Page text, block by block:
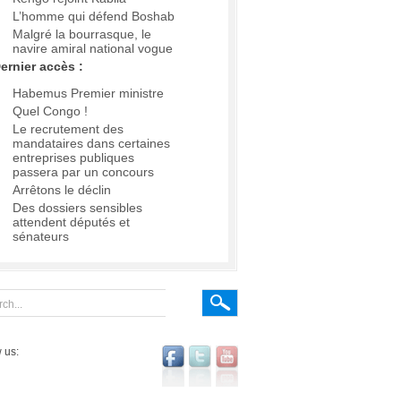
L’homme qui défend Boshab
Malgré la bourrasque, le
navire amiral national vogue
accès :
Habemus Premier ministre
Quel Congo !
Le recrutement des
mandataires dans certaines
entreprises publiques
passera par un concours
Arrêtons le déclin
Des dossiers sensibles
attendent députés et
sénateurs
us: